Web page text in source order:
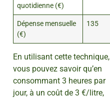
quotidienne (€)
Dépense mensuelle
(€)
135
En utilisant cette technique,
vous pouvez savoir qu’en
consommant 3 heures par
jour, à un coût de 3 €/litre,